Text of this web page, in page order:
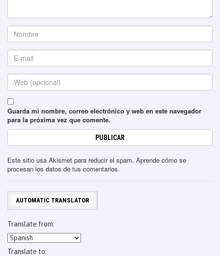
Guarda mi nombre, correo electrónico y web en este navegador
para la próxima vez que comente.
Este sitio usa Akismet para reducir el spam. Aprende cómo se
procesan los datos de tus comentarios.
AUTOMATIC TRANSLATOR
Translate from:
Translate to: